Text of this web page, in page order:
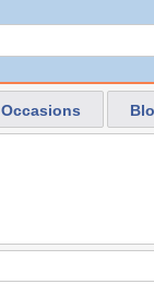
Occasions